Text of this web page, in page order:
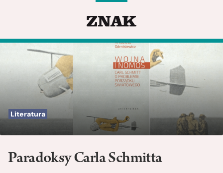
Literatura
Paradoksy Carla Schmitta